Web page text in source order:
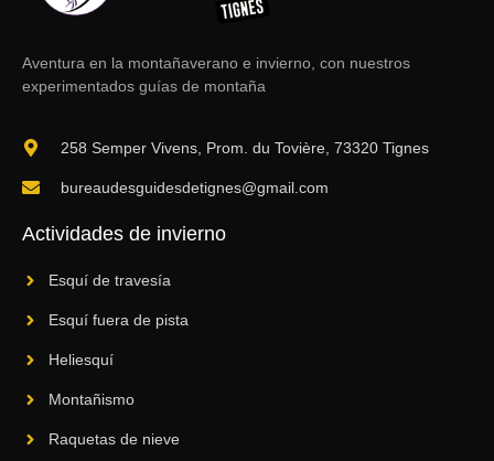
Aventura en la montañaverano e invierno, con nuestros
experimentados guías de montaña
258 Semper Vivens, Prom. du Tovière, 73320 Tignes
bureaudesguidesdetignes@gmail.com
Actividades de invierno
Esquí de travesía
Esquí fuera de pista
Heliesquí
Montañismo
Raquetas de nieve